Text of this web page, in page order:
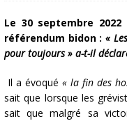
Le 30 septembre
référendum bidon : «
pour toujours » a-t-il
Il a évoqué « la fin des
sait que lorsque les
sait que malgré sa